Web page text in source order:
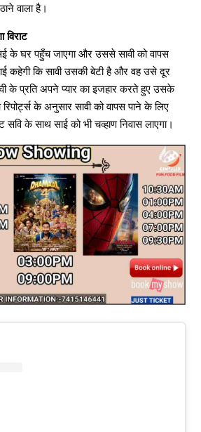
वाला है।
विराट
के घर पहुँच जाएगा और उससे सावी को वापस
कहेगी कि सावी उसकी बेटी है और वह उसे दूर
के प्रति अपने प्यार का इजहार करते हुए उसके
के अनुसार सावी को वापस पाने के लिए
सवि के साथ साई को भी चव्हाण निवास लाएगा।